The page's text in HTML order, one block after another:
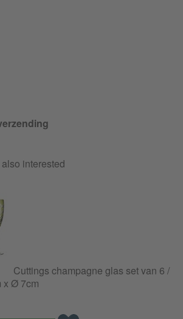
interested
Cuttings champagne glas set van 6 /
x Ø 7cm